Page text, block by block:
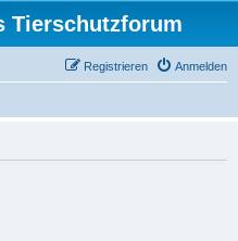
Tierschutzforum
Anmelden
Registrieren